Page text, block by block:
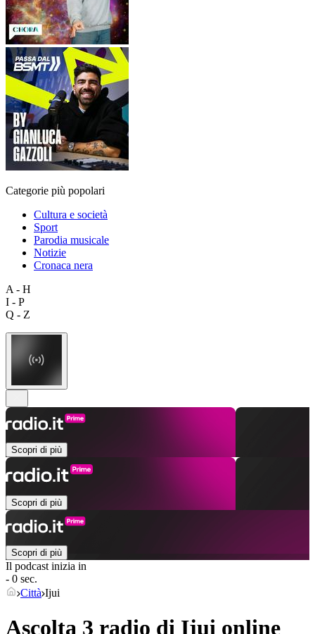
Categorie più popolari
Cultura e società
Sport
Parodia musicale
Notizie
Cronaca nera
A - H
I - P
Q - Z
Scopri di più
Scopri di più
Scopri di più
Il podcast inizia in
- 0 sec.
Città Ijui
Ascolta 3 radio di Ijui online